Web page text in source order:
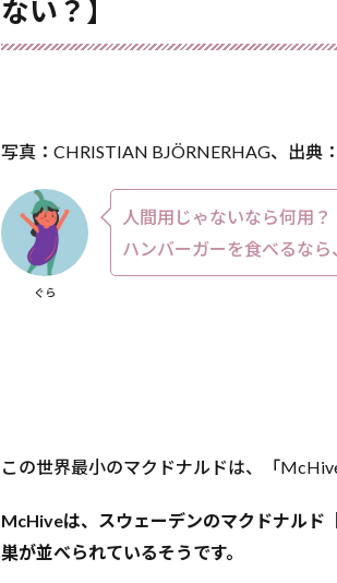
式】が
い？】
2
世界
最小
のマ
だわ
すご
ない？】
写真：CHRISTIAN BJÖRNERHAG、出典
ぐら
人間用じゃないなら何用？
ハンバーガーを食べるなら
この世界最小のマクドナルドは、「
McHiveは、スウェーデンのマクドナルド
巣が並べられているそうです。